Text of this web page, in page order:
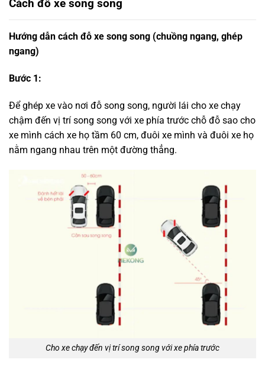
Cách đỗ xe song song
Hướng dẫn cách đỗ xe song song (chuồng ngang, ghép
ngang)
Bước 1:
Để ghép xe vào nơi đỗ song song, người lái cho xe chạy
chậm đến vị trí song song với xe phía trước chỗ đỗ sao cho
xe mình cách xe họ tầm 60 cm, đuôi xe mình và đuôi xe họ
nằm ngang nhau trên một đường thẳng.
Cho xe chạy đến vị trí song song với xe phía trước